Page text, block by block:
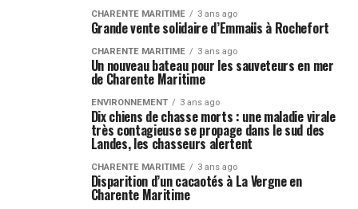
CHARENTE MARITIME 3 ans ago
Grande vente solidaire d’Emmaüs à Rochefort
CHARENTE MARITIME 3 ans ago
Un nouveau bateau pour les sauveteurs en mer
de Charente Maritime
ENVIRONNEMENT 3 ans ago
Dix chiens de chasse morts : une maladie virale
très contagieuse se propage dans le sud des
Landes, les chasseurs alertent
CHARENTE MARITIME 3 ans ago
Disparition d’un cacaotés à La Vergne en
Charente Maritime